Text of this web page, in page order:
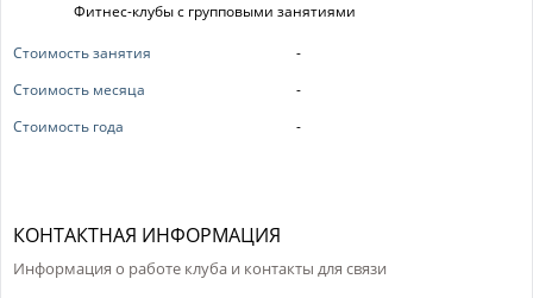
Фитнес-клубы с групповыми занятиями
Стоимость занятия
-
Стоимость месяца
-
Стоимость года
-
КОНТАКТНАЯ ИНФОРМАЦИЯ
Информация о работе клуба и контакты для связи